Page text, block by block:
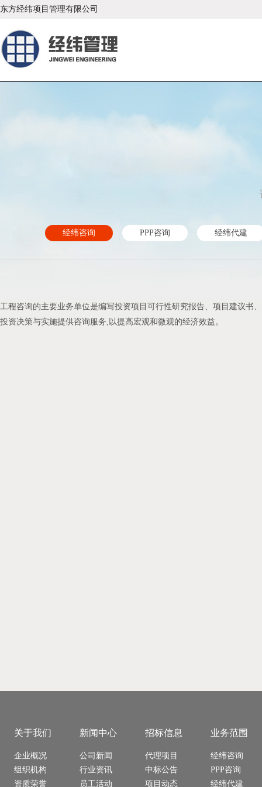
东方经纬项目管理有限公司
经纬咨询 PPP咨询 经纬代建
工程咨询的主要业务单位是编写投资项目可行性研究报告、项目建议书
投资决策与实施提供咨询服务,以提高宏观和微观的经济效益。
关于我们
企业概况
组织机构
资质荣誉
新闻中心
公司新闻
行业资讯
员工活动
招标信息
代理项目
中标公告
项目动态
业务范围
经纬咨询
PPP咨询
经纬代建